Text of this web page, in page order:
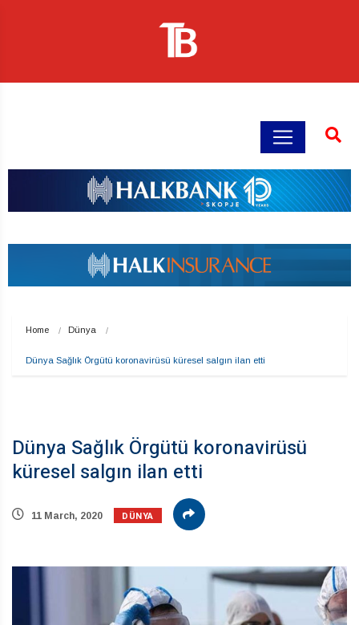
Home Dünya
Dünya Sağlık Örgütü koronavirüsü küresel salgın ilan etti
Dünya Sağlık Örgütü koronavirüsü
küresel salgın ilan etti
11 March, 2020 DÜNYA